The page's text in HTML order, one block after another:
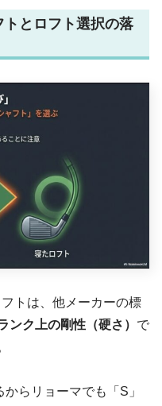
とロフト選択の落
トは、他メーカーの標
ンク上の剛性（硬さ） で
らリョーマでも「S」